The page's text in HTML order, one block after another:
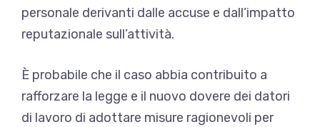
personale derivanti dalle accuse e dall’impatto
reputazionale sull’attività.
È probabile che il caso abbia contribuito a
rafforzare la legge e il nuovo dovere dei datori
di lavoro di adottare misure ragionevoli per